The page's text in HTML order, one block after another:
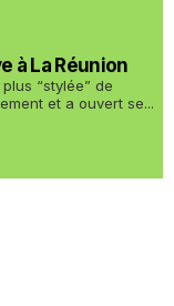
à La Réunion
“stylée” de
et a ouvert se...